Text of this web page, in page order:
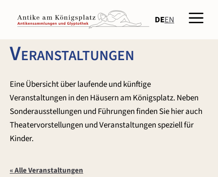
Inhalt
springen
DEEN
Veranstaltungen
Eine Übersicht über laufende und künftige
Veranstaltungen in den Häusern am Königsplatz. Neben
Sonderausstellungen und Führungen finden Sie hier auch
Theatervorstellungen und Veranstaltungen speziell für
Kinder.
« Alle Veranstaltungen